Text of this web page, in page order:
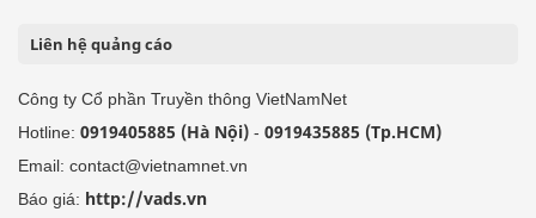
Liên hệ quảng cáo
Công ty Cổ phần Truyền thông VietNamNet
Hotline: 0919405885 (Hà Nội) - 0919435885 (Tp.HCM)
Email: contact@vietnamnet.vn
Báo giá: http://vads.vn